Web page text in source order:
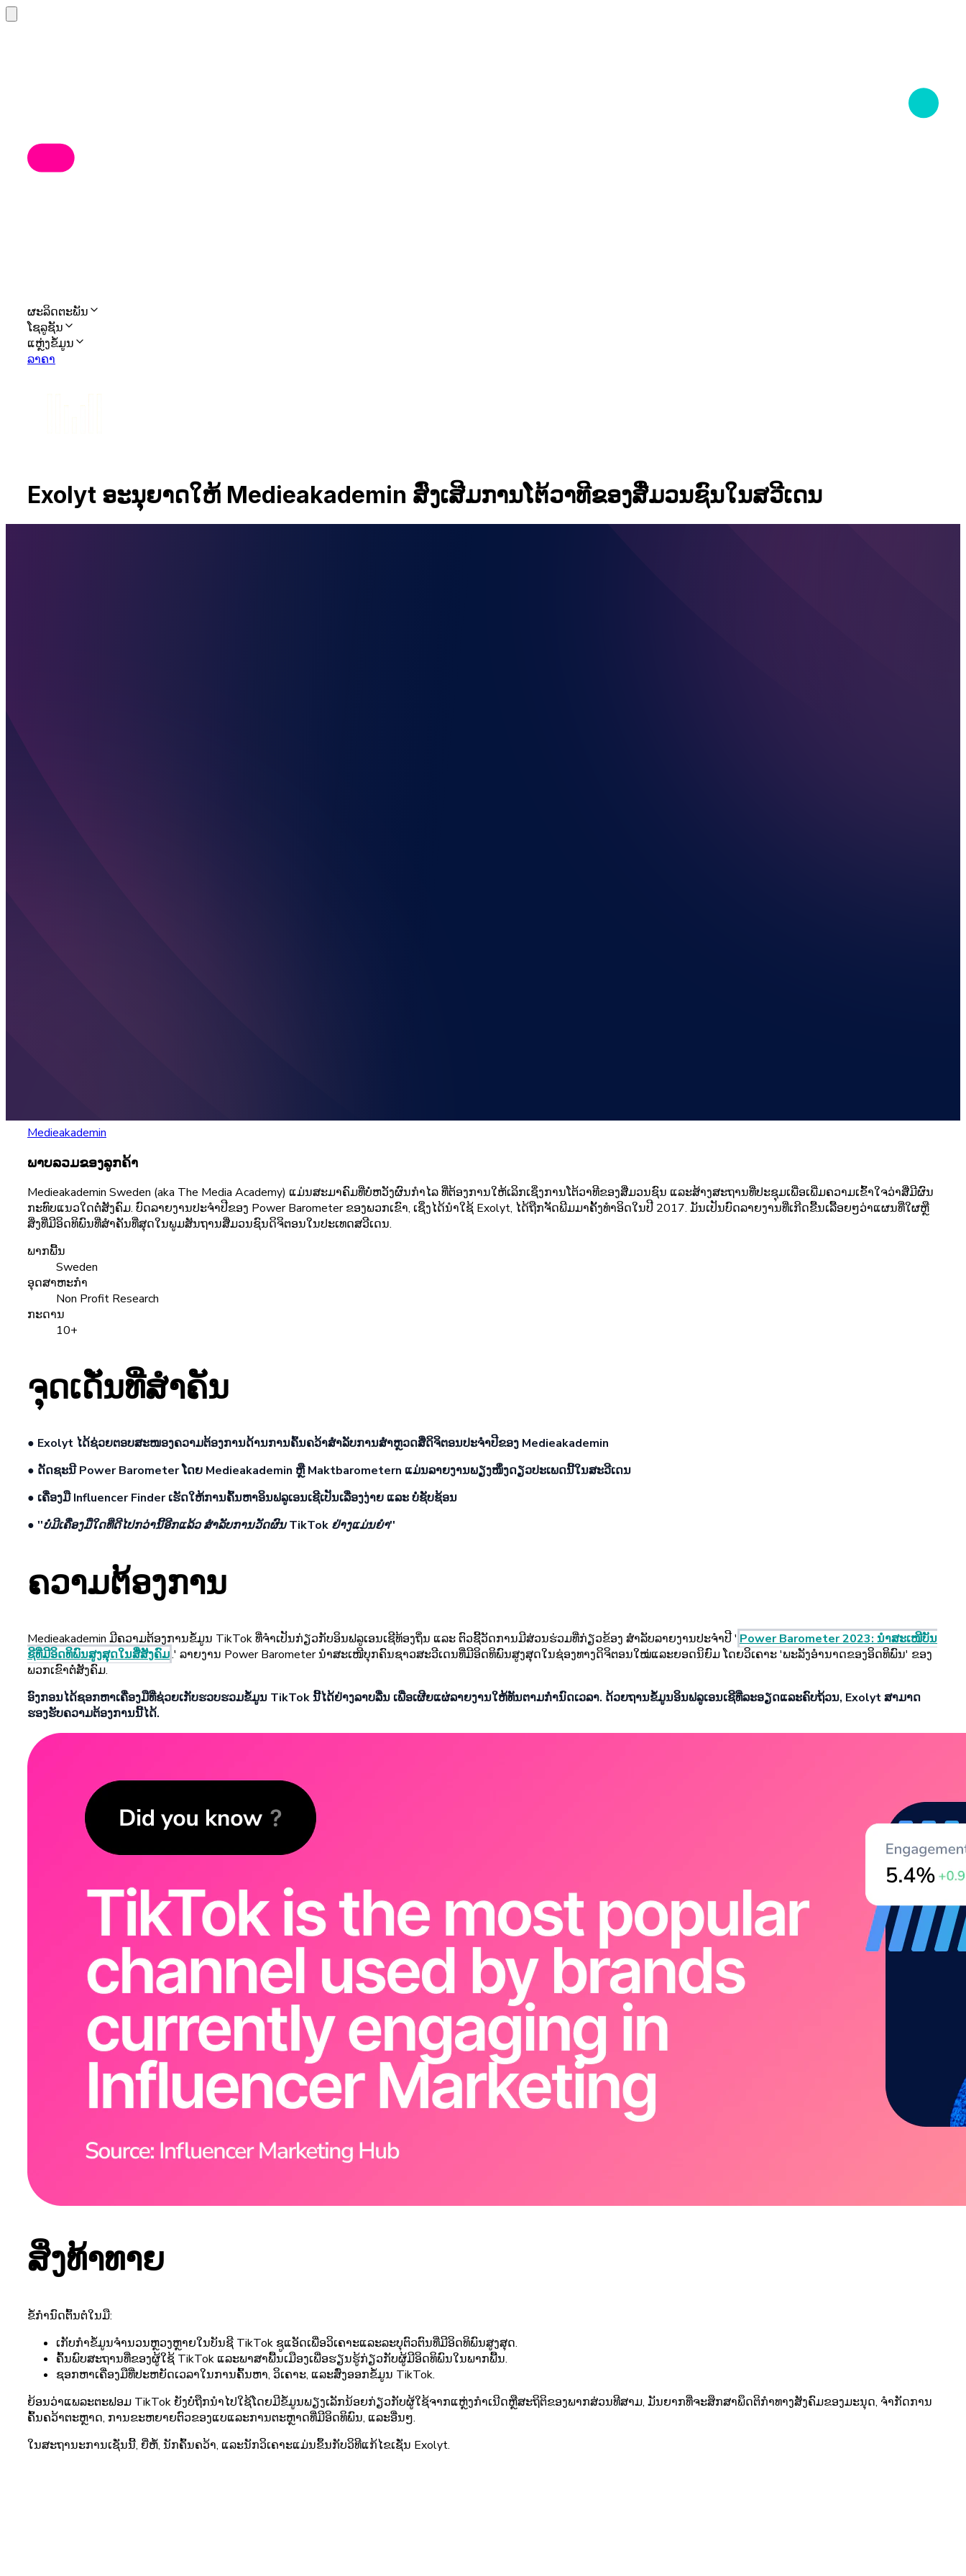
ຜະລິດຕະພັນ
ໂຊລູຊັນ
ແຫຼ່ງຂໍ້ມູນ
ລາຄາ
Exolyt ອະນຸຍາດໃຫ້ Medieakademin ສົ່ງເສີມການໂຕ້ວາທີຂອງສື່ມວນຊົນໃນສວີເດນ
Medieakademin
ພາບລວມຂອງລູກຄ້າ
Medieakademin Sweden (aka The Media Academy) ແມ່ນສະມາຄົມທີ່ບໍ່ຫວັງຜົນກຳໄລ ທີ່ຕ້ອງການໃຫ້ເລິກເຊິ່ງການໂຕ້ວາທີຂອງສື່ມວນຊົນ ແລະສ້າງສະຖານທີ່ປະຊຸມເພື່ອເພີ່ມຄວາມເຂົ້າໃຈວ່າສື່ມີຜົນ
ກະທົບແນວໃດຕໍ່ສັງຄົມ. ບົດລາຍງານປະຈໍາປີຂອງ Power Barometer ຂອງພວກເຂົາ, ເຊິ່ງໄດ້ນໍາໃຊ້ Exolyt, ໄດ້ຖືກຈັດພີມມາຄັ້ງທໍາອິດໃນປີ 2017. ມັນເປັນບົດລາຍງານທີ່ເກີດຂື້ນເລື້ອຍໆວ່າແຜນທີ່ໃຜຫຼື
ສິ່ງທີ່ມີອິດທິພົນທີ່ສໍາຄັນທີ່ສຸດໃນພູມສັນຖານສື່ມວນຊົນດິຈິຕອນໃນປະເທດສວີເດນ.
ພາກພື້ນ
Sweden
ອຸດສາຫະກໍາ
Non Profit Research
ກະດານ
10+
ຈຸດ​ເດັ່ນ​ທີ່​ສໍາ​ຄັນ​
● Exolyt ໄດ້ຊ່ວຍຕອບສະໜອງຄວາມຕ້ອງການດ້ານການຄົ້ນຄວ້າສຳລັບການສຳຫຼວດສື່ດິຈິຕອນປະຈຳປີຂອງ Medieakademin
● ດັດຊະນີ Power Barometer ໂດຍ Medieakademin ຫຼືMaktbarometern ແມ່ນລາຍງານພຽງໜຶ່ງດຽວປະເພດນີ້ໃນສະວີເດນ
● ເຄື່ອງມື Influencer Finder ເຮັດໃຫ້ການຄົ້ນຫາອິນຟລູເອນເຊີເປັນເລື່ອງງ່າຍ ແລະ ບໍ່ຊັບຊ້ອນ
● ''ບໍ່ມີເຄື່ອງມືໃດທີ່ດີໄປກວ່ານີ້ອີກແລ້ວ ສຳລັບການວັດຜົນ TikTok ຢ່າງແມ່ນຍຳ''
ຄວາມຕ້ອງການ
Medieakademin ມີຄວາມຕ້ອງການຂໍ້ມູນ TikTok ທີ່ຈຳເປັນກ່ຽວກັບອິນຟລູເອນເຊີທ້ອງຖິ່ນ ແລະ ຕົວຊີ້ວັດການມີສ່ວນຮ່ວມທີ່ກ່ຽວຂ້ອງ ສຳລັບລາຍງານປະຈຳປີ ' Power Barometer 2023: ນຳສະເໜີບັນ
ຊີທີ່ມີອິດທິພົນສູງສຸດໃນສື່ສັງຄົມ.' ລາຍງານ Power Barometer ນຳສະເໜີບຸກຄົນຊາວສະວີເດນທີ່ມີອິດທິພົນສູງສຸດໃນຊ່ອງທາງດິຈິຕອນໃໝ່ແລະຍອດນິຍົມ ໂດຍວິເຄາະ 'ພະລັງອຳນາດຂອງອິດທິພົນ' ຂອງ
ພວກເຂົາຕໍ່ສັງຄົມ.
ອົງກອນໄດ້ຊອກຫາເຄື່ອງມືທີ່ຊ່ວຍເກັບຮວບຮວມຂໍ້ມູນ TikTok ນີ້ໄດ້ຢ່າງລາບລື່ນ ເພື່ອເຜີຍແຜ່ລາຍງານໃຫ້ທັນຕາມກຳນົດເວລາ. ດ້ວຍຖານຂໍ້ມູນອິນຟລູເອນເຊີທີ່ລະອຽດແລະຄົບຖ້ວນ, Exolyt ສາມາດ
ຮອງຮັບຄວາມຕ້ອງການນີ້ໄດ້.
ສິ່ງທ້າທາຍ
ຂໍ້​ກໍາ​ນົດ​ຕົ້ນ​ຕໍ​ໃນ​ມື​:
ເກັບກໍາຂໍ້ມູນຈໍານວນຫຼວງຫຼາຍໃນບັນຊີ TikTok ຊູແອັດເພື່ອວິເຄາະແລະລະບຸຕົວຕົນທີ່ມີອິດທິພົນສູງສຸດ.
ຄົ້ນພົບສະຖານທີ່ຂອງຜູ້ໃຊ້ TikTok ແລະພາສາພື້ນເມືອງເພື່ອຮຽນຮູ້ກ່ຽວກັບຜູ້ມີອິດທິພົນໃນພາກພື້ນ.
ຊອກຫາເຄື່ອງມືທີ່ປະຫຍັດເວລາໃນການຄົ້ນຫາ, ວິເຄາະ, ແລະສົ່ງອອກຂໍ້ມູນ TikTok.
ຍ້ອນວ່າແພລະຕະຟອມ TikTok ຍັງບໍ່ຖືກນໍາໄປໃຊ້ໂດຍມີຂໍ້ມູນພຽງເລັກນ້ອຍກ່ຽວກັບຜູ້ໃຊ້ຈາກແຫຼ່ງກໍາເນີດຫຼືສະຖິຕິຂອງພາກສ່ວນທີສາມ, ມັນຍາກທີ່ຈະສຶກສາພຶດຕິກໍາທາງສັງຄົມຂອງມະນຸດ, ຈໍາກັດການ
ຄົ້ນຄວ້າຕະຫຼາດ, ການຂະຫຍາຍຕົວຂອງແບແລະການຕະຫຼາດທີ່ມີອິດທິພົນ, ແລະອື່ນໆ.
ໃນສະຖານະການເຊັ່ນນີ້, ຍີ່ຫໍ້, ນັກຄົ້ນຄວ້າ, ແລະນັກວິເຄາະແມ່ນຂຶ້ນກັບວິທີແກ້ໄຂເຊັ່ນ Exolyt.